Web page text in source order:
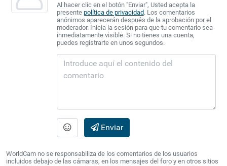
Al hacer clic en el botón "Enviar", Usted acepta la
presente política de privacidad. Los comentarios
anónimos aparecerán después de la aprobación por el
moderador. Inicia la sesión para que tu comentario sea
inmediatamente visible. Si no tienes una cuenta,
puedes registrarte en unos segundos.
Enviar
WorldCam no se responsabiliza de los comentarios de los usuarios
incluidos debajo de las cámaras, en los mensajes del foro y en otros sitios